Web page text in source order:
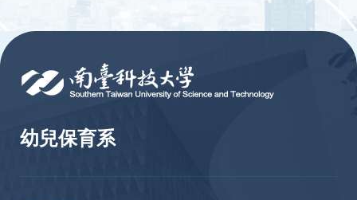
幼兒保育系